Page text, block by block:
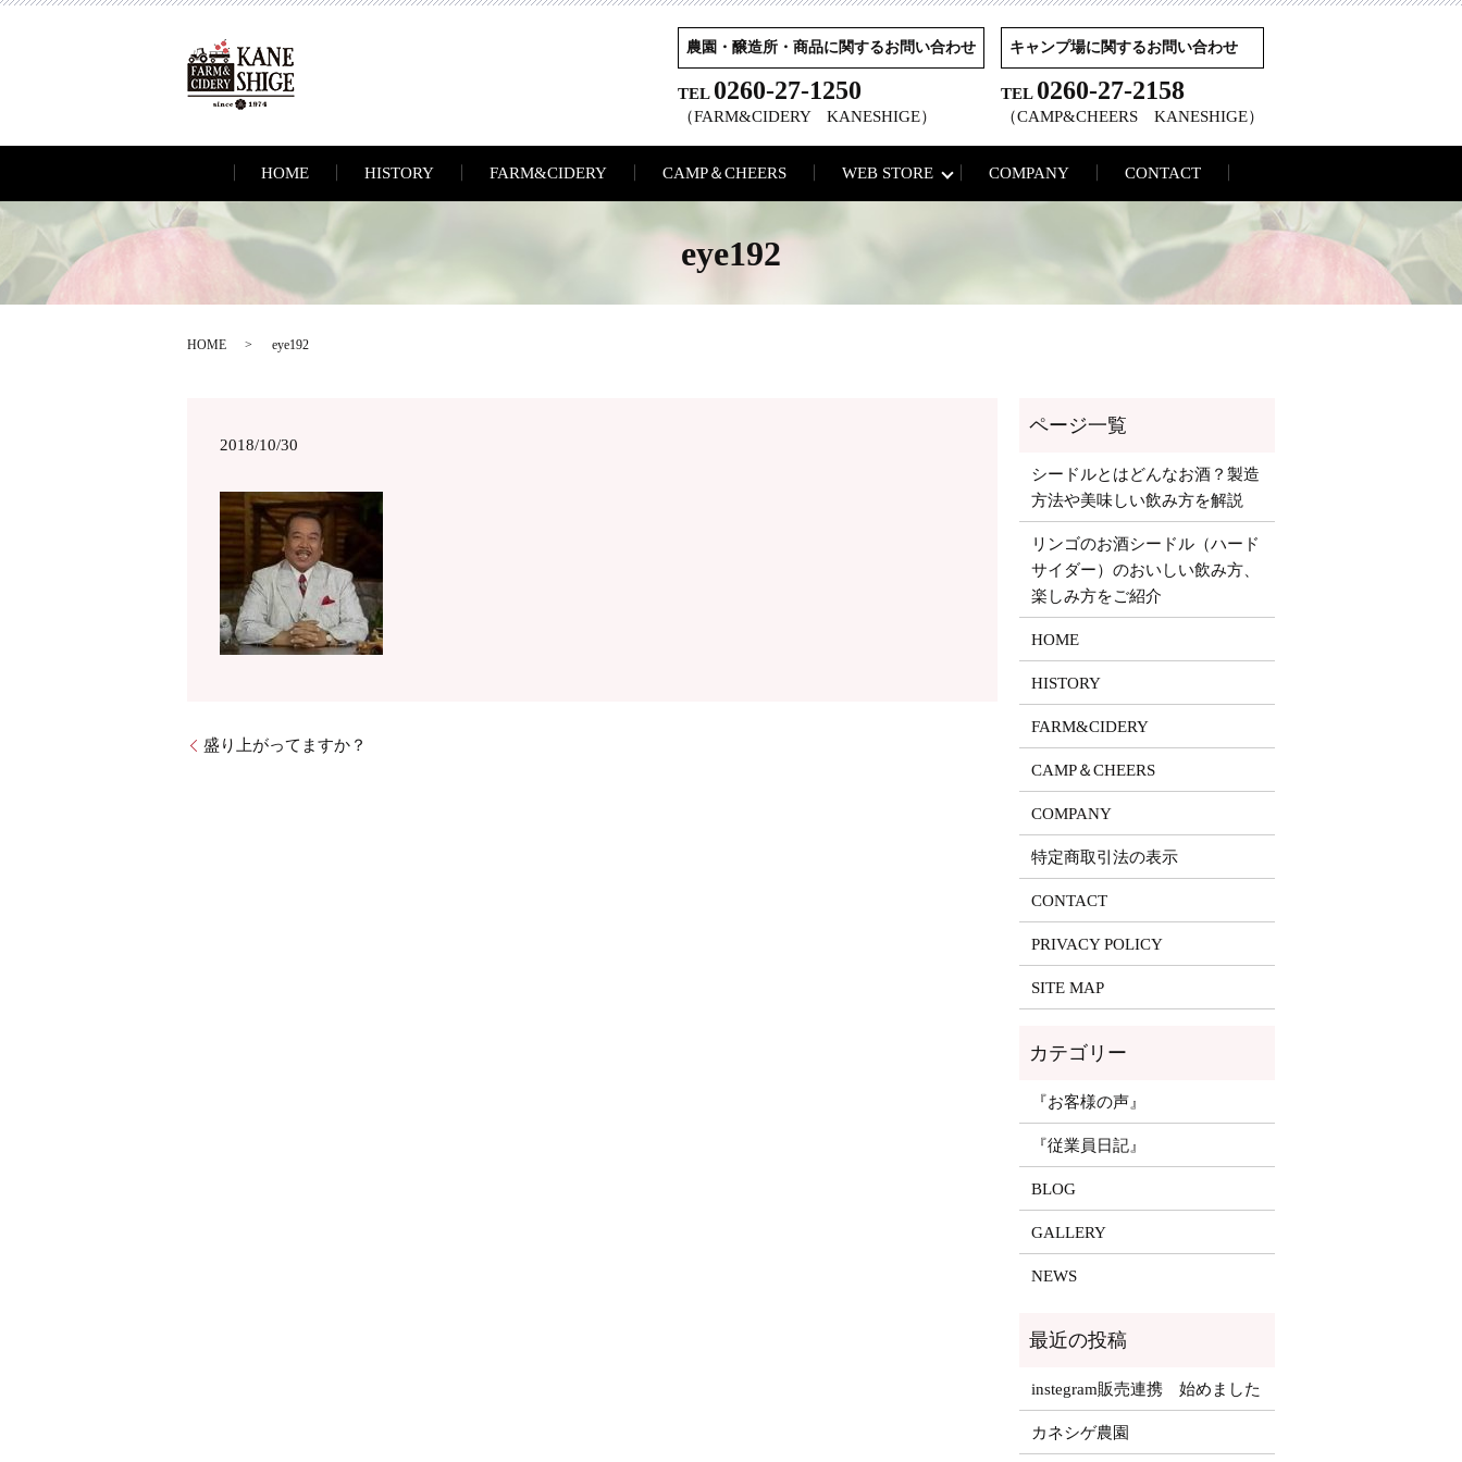
農園・醸造所・商品に関するお問い合わせ
TEL 0260-27-1250
（FARM&CIDERY KANESHIGE）
キャンプ場に関するお問い合わせ
TEL 0260-27-2158
（CAMP&CHEERS KANESHIGE）
HOME HISTORY FARM&CIDERY CAMP＆CHEERS WEB STORE COMPANY CONTACT
eye192
HOME eye192
2018/10/30
盛り上がってますか？
シードルとはどんなお酒？製造
方法や美味しい飲み方を解説
リンゴのお酒シードル（ハード
サイダー）のおいしい飲み方、
楽しみ方をご紹介
HOME
HISTORY
FARM&CIDERY
CAMP＆CHEERS
COMPANY
特定商取引法の表示
CONTACT
PRIVACY POLICY
SITE MAP
『お客様の声』
『従業員日記』
BLOG
GALLERY
NEWS
instegram販売連携 始めました
カネシゲ農園